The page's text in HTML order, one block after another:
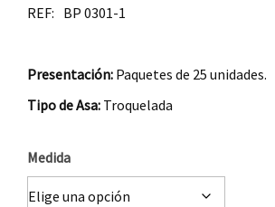
REF: BP 0301-1
Presentación: Paquetes de 25 unidades.
Tipo de Asa: Troquelada
Medida